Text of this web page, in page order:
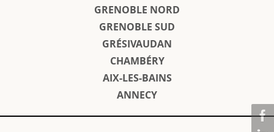
GRENOBLE NORD
GRENOBLE SUD
GRÉSIVAUDAN
CHAMBÉRY
AIX-LES-BAINS
ANNECY